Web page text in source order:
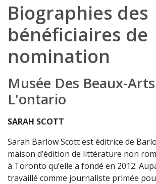
Biographies des
bénéficiaires de
nomination
Musée Des Beaux-
L'ontario
SARAH SCOTT
Sarah Barlow Scott est éditrice de
maison d’édition de littérature non
à Toronto qu’elle a fondé en 2012.
travaillé comme journaliste primée